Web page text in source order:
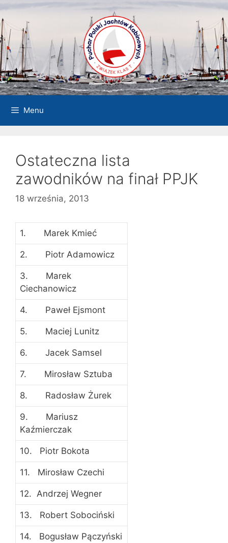
Przejdź
do
treści
Menu
Ostateczna lista
zawodników na finał PPJK
18 września, 2013
1. Marek Kmieć
2. Piotr Adamowicz
3. Marek
Ciechanowicz
4. Paweł Ejsmont
5. Maciej Lunitz
6. Jacek Samsel
7. Mirosław Sztuba
8. Radosław Żurek
9. Mariusz
Kaźmierczak
10. Piotr Bokota
11. Mirosław Czechi
12. Andrzej Wegner
13. Robert Sobociński
14. Bogusław Pączyński